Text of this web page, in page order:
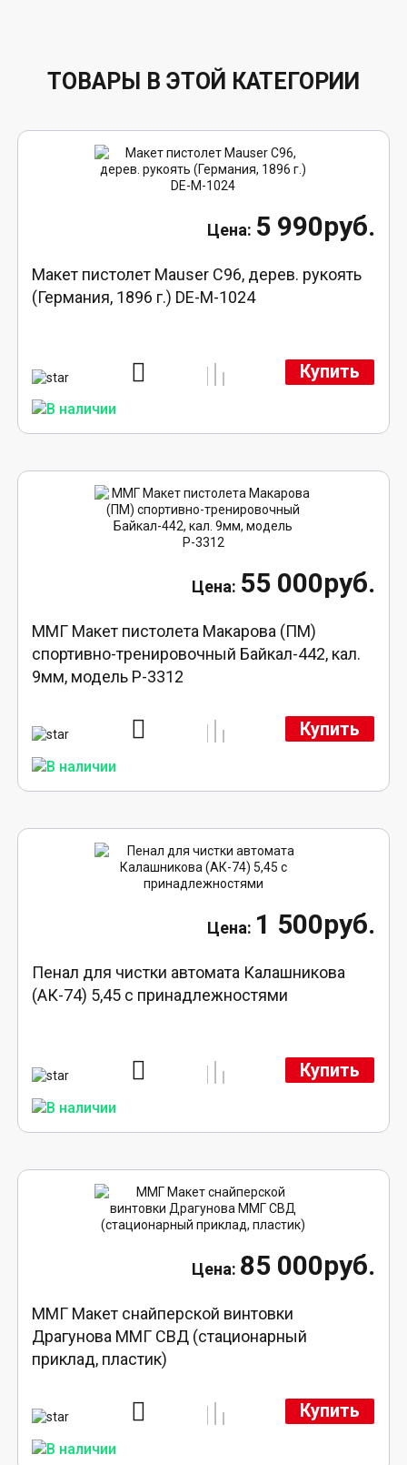
ТОВАРЫ В ЭТОЙ КАТЕГОРИИ
5 990руб.
Макет пистолет Mauser C96, дерев. рукоять
(Германия, 1896 г.) DE-M-1024
Купить
55 000руб.
ММГ Макет пистолета Макарова (ПМ)
спортивно-тренировочный Байкал-442, кал.
9мм, модель Р-3312
Купить
1 500руб.
Пенал для чистки автомата Калашникова
(АК-74) 5,45 с принадлежностями
Купить
85 000руб.
ММГ Макет снайперской винтовки
Драгунова ММГ СВД (стационарный
приклад, пластик)
Купить